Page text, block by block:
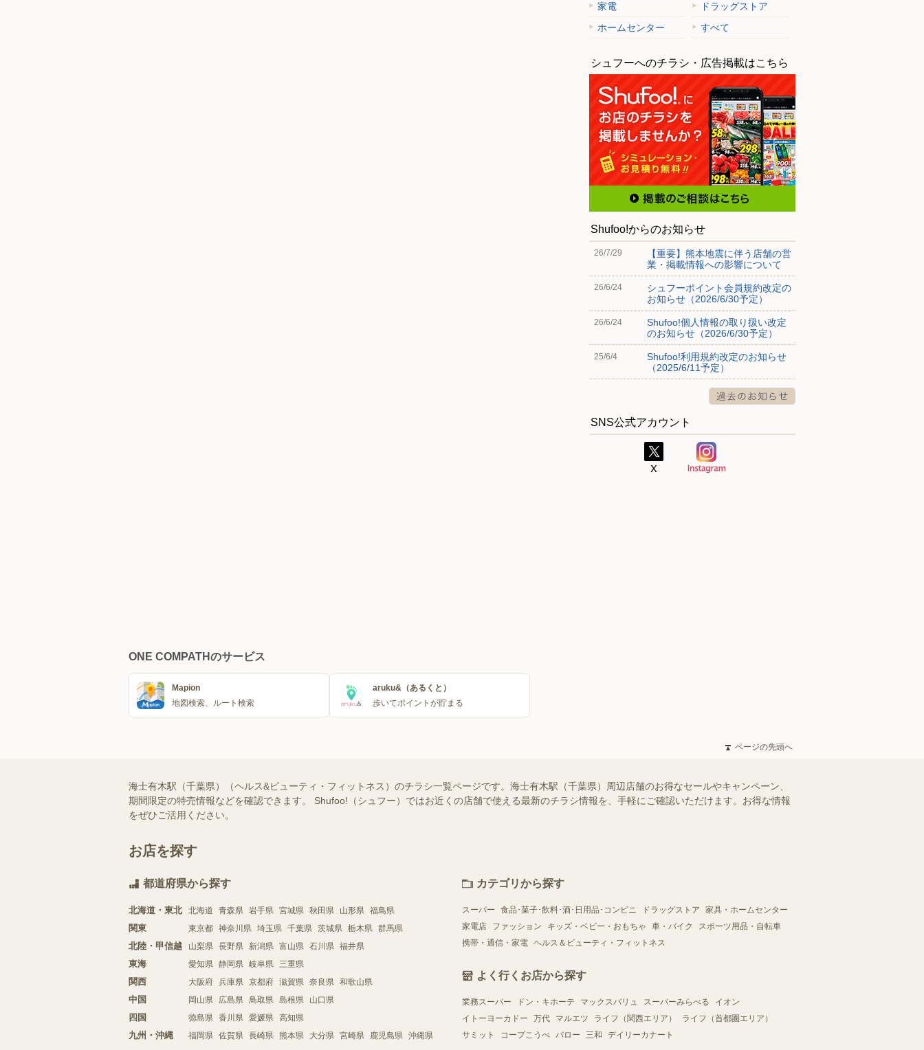
家電
ドラッグストア
ホームセンター
すべて
シュフーへのチラシ・広告掲載はこちら
Shufoo!からのお知らせ
26/7/29
【重要】熊本地震に伴う店舗の営
業・掲載情報への影響について
26/6/24
シュフーポイント会員規約改定の
お知らせ（2026/6/30予定）
26/6/24
Shufoo!個人情報の取り扱い改定
のお知らせ（2026/6/30予定）
25/6/4
Shufoo!利用規約改定のお知らせ
（2025/6/11予定）
SNS公式アカウント
ONE COMPATHのサービス
Mapion
地図検索、ルート検索
aruku&（あるくと）
歩いてポイントが貯まる
ページの先頭へ
海士有木駅（千葉県）（ヘルス&ビューティ・フィットネス）のチラシ一覧ページです。海士有木駅（千葉県）周辺店舗のお得なセールやキャンペーン、
期間限定の特売情報などを確認できます。 Shufoo!（シュフー）ではお近くの店舗で使える最新のチラシ情報を、手軽にご確認いただけます。お得な情報
をぜひご活用ください。
お店を探す
都道府県から探す
北海道・東北 北海道 青森県 岩手県 宮城県 秋田県 山形県 福島県
関東 東京都 神奈川県 埼玉県 千葉県 茨城県 栃木県 群馬県
北陸・甲信越 山梨県 長野県 新潟県 富山県 石川県 福井県
東海 愛知県 静岡県 岐阜県 三重県
関西 大阪府 兵庫県 京都府 滋賀県 奈良県 和歌山県
中国 岡山県 広島県 鳥取県 島根県 山口県
四国 徳島県 香川県 愛媛県 高知県
九州・沖縄 福岡県 佐賀県 長崎県 熊本県 大分県 宮崎県 鹿児島県 沖縄県
カテゴリから探す
スーパー 食品･菓子･飲料･酒･日用品･コンビニ ドラッグストア
家具・ホームセンター
家電店
ファッション キッズ・ベビー・おもちゃ 車・バイク
スポーツ用品・自転車
携帯・通信・家電 ヘルス＆ビューティ・フィットネス
よく行くお店から探す
業務スーパー ドン・キホーテ マックスバリュ スーパーみらべる
イオン
イトーヨーカドー
万代 マルエツ ライフ（関西エリア）
ライフ（首都圏エリア）
サミット
コープこうべ バロー 三和 デイリーカナート